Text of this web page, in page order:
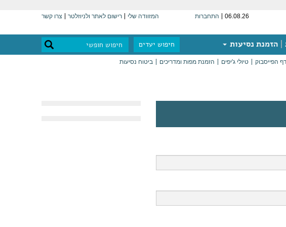
06.08.26 התחברות המזוודה שלי רישום לאתר ולניוזלטר צרו קשר
הזמנת נסיעות חיפוש יעדים
הפייסבוק טיולי ג'יפים הזמנת מפות ומדריכים ביטוח נסיעות